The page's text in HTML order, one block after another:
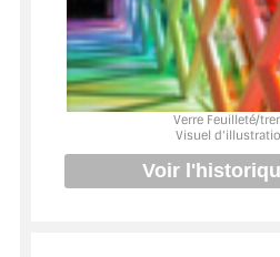
BARRES DE STABILISATION
JOINTS D'ÉTANCHÉITÉS
FIXATION GARDES CORPS
SYSTÈMES PIVOTANTS
Verre Feuilleté/
Visuel